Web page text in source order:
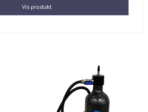
Vis produkt